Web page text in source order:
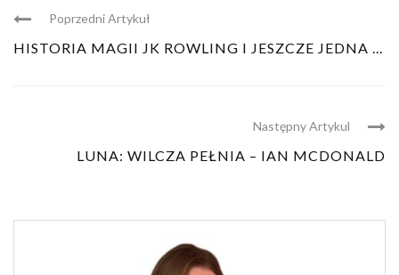
Poprzedni Artykuł
HISTORIA MAGII JK ROWLING I JESZCZE JEDNA ...
Następny Artykul
LUNA: WILCZA PEŁNIA – IAN MCDONALD